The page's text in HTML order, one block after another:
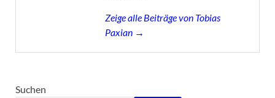
Zeige alle Beiträge von Tobias
Paxian →
Suchen